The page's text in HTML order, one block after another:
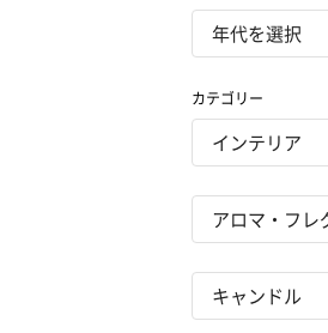
カテゴリー